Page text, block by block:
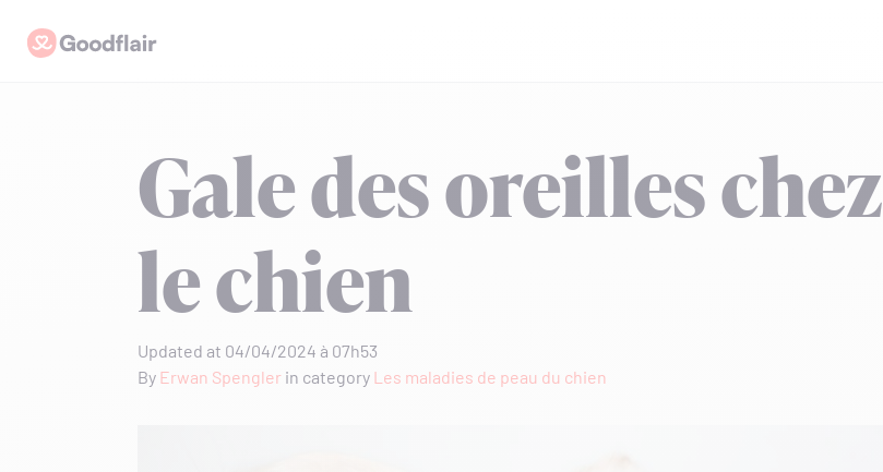
content
Goodflair
Gale des oreilles chez
le chien
Updated at 04/04/2024 à 07h53
By Erwan Spengler in category Les maladies de peau du chien